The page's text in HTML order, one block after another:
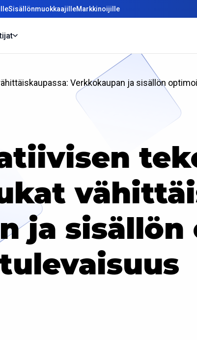
SisällönmuokkaajilleMarkkinoijille
Verkkokaupan ja sisällön
ja